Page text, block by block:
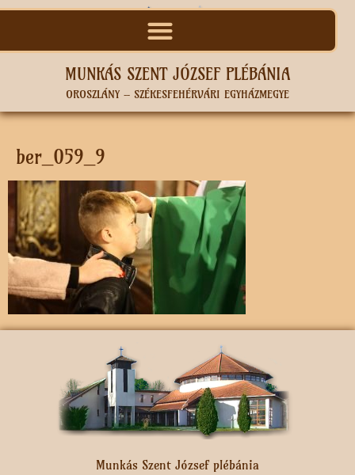
MUNKÁS SZENT JÓZSEF PLÉBÁNIA
OROSZLÁNY – SZÉKESFEHÉRVÁRI EGYHÁZMEGYE
ber_059_9
Munkás Szent József plébánia